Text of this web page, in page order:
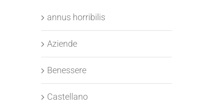
annus horribilis
Aziende
Benessere
Castellano